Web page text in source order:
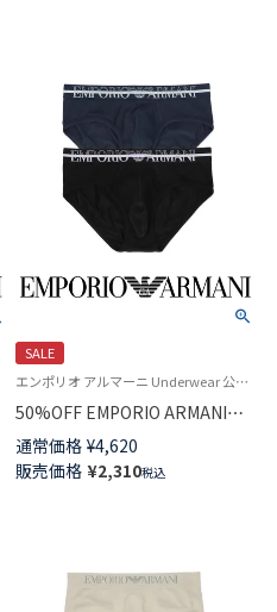
SALE
エンポリオ アルマーニ Underwear 公式オンラインショップ 紳士 下着
50%OFF EMPORIO ARMANI
THE NEW ICON ニューアイコン
ブリーフ 前閉じ EUサイズ メン
ズ アンダーウェア 54047294
通常価格 ¥4,620
販売価格 ¥2,310税込